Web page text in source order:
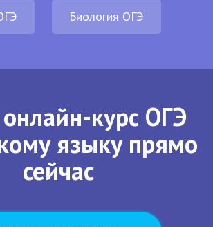
Биология ОГЭ
курс ОГЭ
языку прямо
сейчас